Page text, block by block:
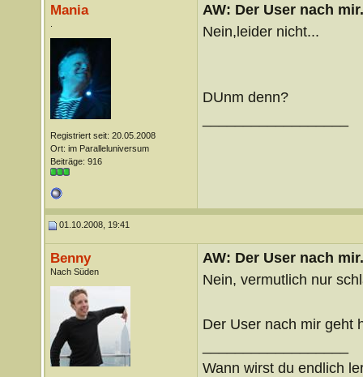
Mania
Registriert seit: 20.05.2008
Ort: im Paralleluniversum
Beiträge: 916
AW: Der User nach
Nein,leider nicht...
DUnm denn?
01.10.2008, 19:41
Benny
Nach Süden
AW: Der User nach
Nein, vermutlich nur
Der User nach mir geht
Wann wirst du endlich